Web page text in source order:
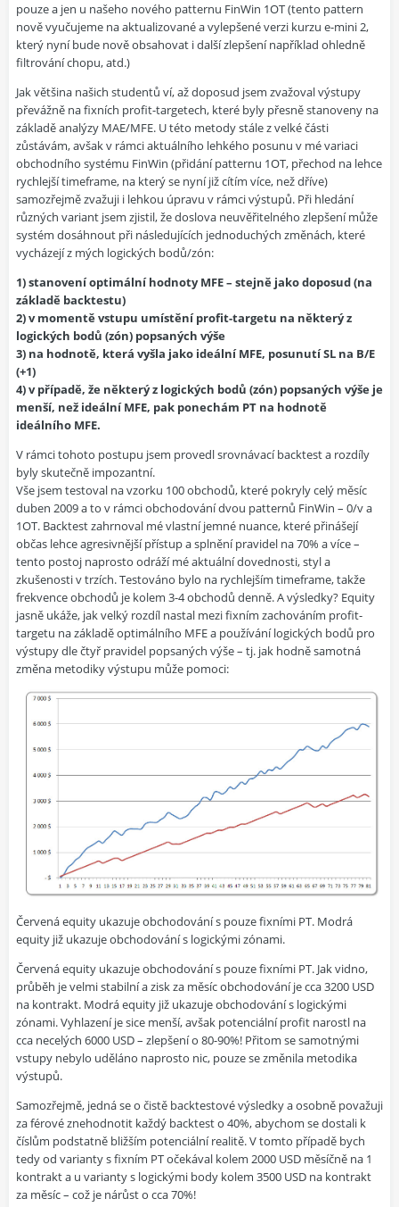
pouze a jen u našeho nového patternu FinWin 1OT (tento pattern
nově vyučujeme na aktualizované avylepšené verzi kurzu e-mini 2,
který nyní bude nově obsahovat i další zlepšení například ohledně
filtrováníchopu, atd.)
Jak většina našich studentů ví, až doposud jsem zvažoval výstupy
převážně na fixních profit-targetech, které byly přesně stanoveny na
základě analýzy MAE/MFE. U této metody stále z velké části
zůstávám, avšak v rámci aktuálního lehkého posunu v mé variaci
obchodního systému FinWin (přidání patternu 1OT, přechod na lehce
rychlejší timeframe, na který se nyní již cítím více, než dříve)
samozřejmě zvažuji i lehkou úpravu v rámci výstupů. Při hledání
různých variant jsem zjistil, že doslova neuvěřitelného zlepšení může
systém dosáhnout při následujících jednoduchých změnách, které
vycházejí z mých logických bodů/zón:
1) stanovení optimální hodnoty MFE – stejně jako doposud (na
základě backtestu)
2) v momentě vstupu umístění profit-targetu na některý z
logických bodů (zón) popsaných výše
3) na hodnotě, která vyšla jako ideální MFE, posunutí SL na B/E
(+1)
4) v případě, že některý z logických bodů (zón) popsaných výše je
menší, než ideální MFE, pak ponechám PT na hodnotě
ideálního MFE.
V rámci tohoto postupu jsem provedl srovnávací backtest a rozdíly
byly skutečně impozantní.
Vše jsem testoval na vzorku 100 obchodů, které pokryly celý měsíc
duben 2009 a to v rámci obchodování dvou patternů FinWin – 0/v a
1OT. Backtest zahrnoval mé vlastní jemné nuance, které přinášejí
občas lehce agresivnější přístup a splnění pravidel na 70% a více –
tento postoj naprosto odráží mé aktuální dovednosti, styl a
zkušenosti v trzích. Testováno bylo na rychlejším timeframe, takže
frekvence obchodů je kolem 3-4 obchodů denně. A výsledky? Equity
jasně ukáže, jak velký rozdíl nastal mezi fixním zachováním profit-
targetu na základě optimálního MFE a používání logických bodů pro
výstupy dle čtyř pravidel popsaných výše – tj. jak hodně samotná
změna metodiky výstupu může pomoci:
Červená equity ukazuje obchodování s pouze fixními PT. Modrá
equity již ukazuje obchodování s logickými zónami.
Červená equity ukazuje obchodování s pouze fixními PT. Jak vidno,
průběh je velmi stabilní a zisk za měsíc obchodování je cca 3200 USD
na kontrakt. Modrá equity již ukazuje obchodování s logickými
zónami. Vyhlazení je sice menší, avšak potenciální profit narostl na
cca necelých 6000 USD – zlepšení o 80-90%! Přitom se samotnými
vstupy nebylo uděláno naprosto nic, pouze se změnila metodika
výstupů.
Samozřejmě, jedná se o čistě backtestové výsledky a osobně považuji
za férové znehodnotit každý backtest o 40%, abychom se dostali k
číslům podstatně bližším potenciální realitě. V tomto případě bych
tedy od varianty s fixním PT očekával kolem 2000 USD měsíčně na 1
kontrakt a u varianty s logickými body kolem 3500 USD na kontrakt
za měsíc – což je nárůst o cca 70%!